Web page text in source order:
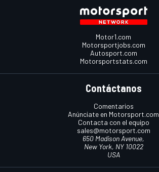
Motor1.com
Motorsportjobs.com
Autosport.com
Motorsportstats.com
Contáctanos
Comentarios
Anúnciate en Motorsport.com
Contacta con el equipo
sales@motorsport.com
650 Madison Avenue,
New York, NY 10022
USA